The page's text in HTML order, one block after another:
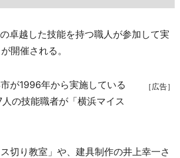
卓越した技能を持つ職人が参加して実
開催される。
［広告］
が1996年から実施している
の技能職者が「横浜マイス
切り教室」や、建具制作の井上幸一さ